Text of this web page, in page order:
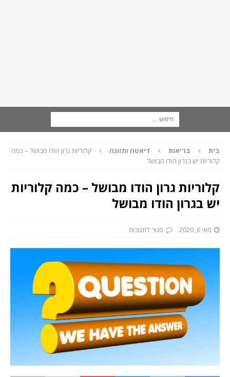
בית בריאות דיאטה ותזונה
קלוריות גרון הודו מבושל – כמה
קלוריות יש בגרון הודו מבושל
קלוריות גרון הודו מבושל – כמה קלוריות
יש בגרון הודו מבושל
מאי 6, 2020 סגור לתגובות